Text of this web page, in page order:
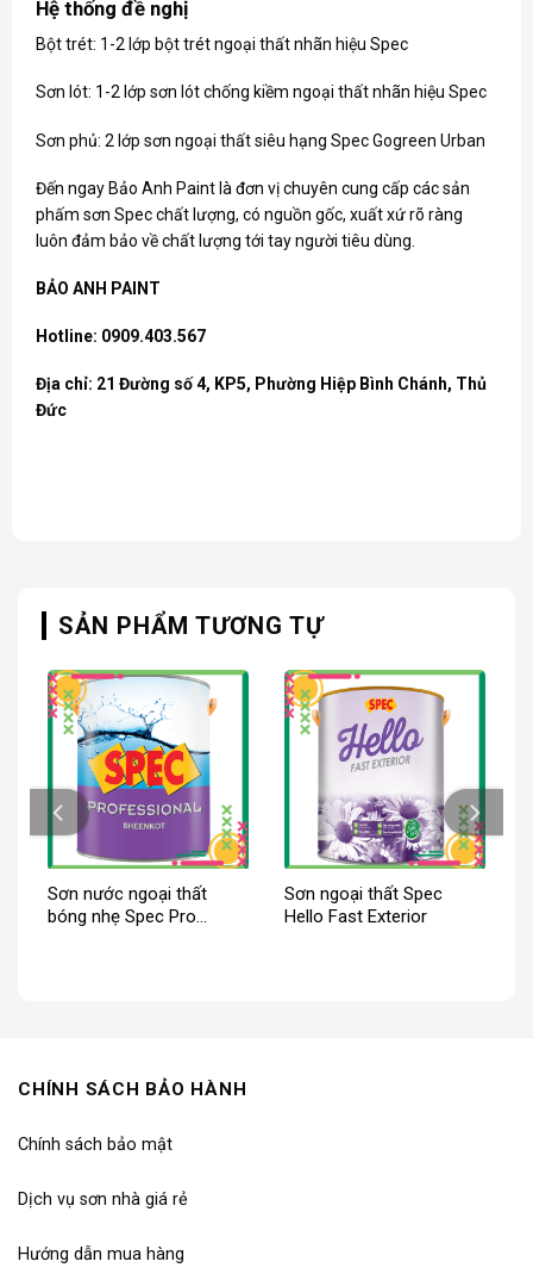
Hệ thống đề nghị
Bột trét: 1-2 lớp bột trét ngoại thất nhãn hiệu Spec
Sơn lót: 1-2 lớp sơn lót chống kiềm ngoại thất nhãn hiệu Spec
Sơn phủ: 2 lớp sơn ngoại thất siêu hạng Spec Gogreen Urban
Đến ngay Bảo Anh Paint là đơn vị chuyên cung cấp các sản
phấm sơn Specchất lượng, có nguồn gốc, xuất xứ rõ ràng
luôn đảm bảo về chất lượng tới tay người tiêu dùng.
BẢO ANH PAINT
Hotline: 0909.403.567
Địa chỉ: 21 Đường số 4, KP5, Phường Hiệp Bình Chánh, Thủ
Đức
SẢN PHẨM TƯƠNG TỰ
Sơn nước ngoại thất
bóng nhẹ Spec Pro
Sơn ngoại thất Spec
Hello Fast Exterior
CHÍNH SÁCH BẢO HÀNH
Chính sách bảo mật
Dịch vụ sơn nhà giá rẻ
Hướng dẫn mua hàng